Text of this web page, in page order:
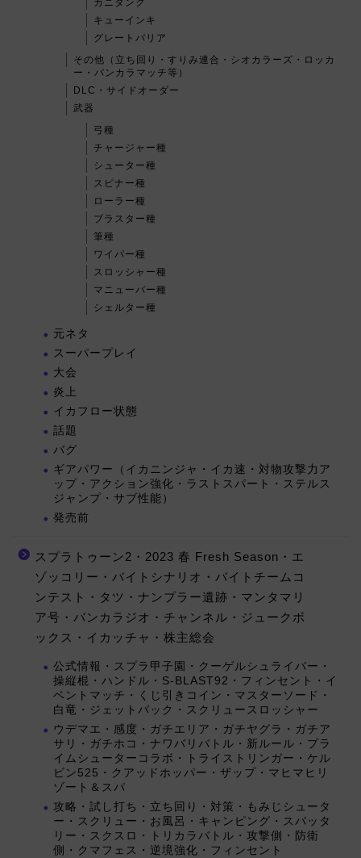
カニタンク
キューインキ
グレートバリア
その他（立ち回り・すりみ連合・シオカラーズ・ロッカ
ー・バンカラマッチ等）
DLC・サイドオーダー
武器
弓種
チャージャー種
シューター種
スピナー種
ローラー種
ブラスター種
筆種
ワイパー種
スロッシャー種
マニューバー種
シェルター種
元ネタ
スーパープレイ
大会
炎上
イカフロー状態
話題
バグ
ギアパワー（イカニンジャ・イカ速・対物攻撃力ア
ップ・アクション強化・ラストスパート・ステルス
ジャンプ・サブ性能）
発売前
スプラトゥーン2・2023 春 Fresh Season・エ
ゾッコリー・バイトシナリオ・バイトチームコ
ンテスト・タツ・ナンプラー遺跡・マンタマリ
ア号・バンカラジオ・チャンネル・ジュークボ
ックス・イカッチャ・株主総会
公式情報・スプラ甲子園・クーゲルシュライバー・
操縦棍・ハンドル・S-BLAST92・フィンセント・イ
ベントマッチ・くじ引きコイン・マスターソード・
白竜・ジェットパック・スクリュースロッシャー
ウデマエ・感度・ガチエリア・ガチヤグラ・ガチア
サリ・ガチホコ・ナワバリバトル・新ルール・プラ
イムシューターコラボ・トライストリンガー・ケル
ビン525・クアッドホッパー・ザップ・マヒマヒリ
ゾート＆スパ
攻略・試し打ち・立ち回り・対策・もみじシュータ
ー・スクリュー・お風呂・キャンピング・スパッタ
リー・スクスロ・トリカラバトル・攻撃側・防衛
側・クマフェス・逆境強化・フィンセント